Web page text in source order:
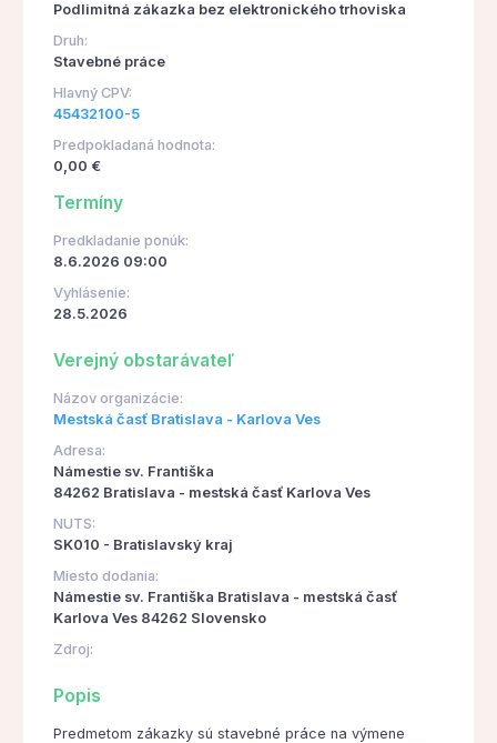
Podlimitná zákazka bez elektronického trhoviska
Druh:
Stavebné práce
Hlavný CPV:
45432100-5
Predpokladaná hodnota:
0,00 €
Termíny
Predkladanie ponúk:
8.6.2026 09:00
Vyhlásenie:
28.5.2026
Verejný obstarávateľ
Názov organizácie:
Mestská časť Bratislava - Karlova Ves
Adresa:
Námestie sv. Františka
84262 Bratislava - mestská časť Karlova Ves
NUTS:
SK010 - Bratislavský kraj
Miesto dodania:
Námestie sv. Františka Bratislava - mestská časť
Karlova Ves 84262 Slovensko
Zdroj:
Popis
Predmetom zákazky sú stavebné práce na výmene